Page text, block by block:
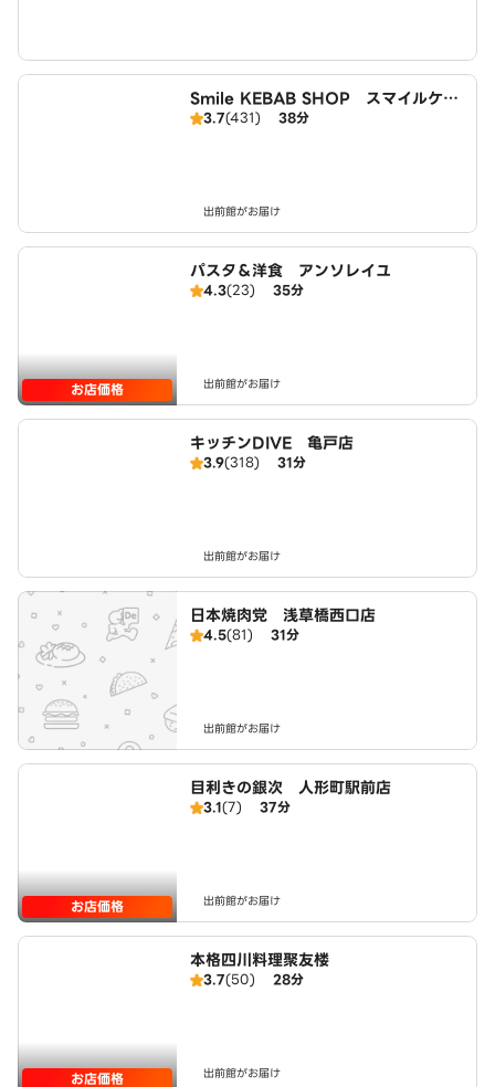
Smile KEBAB SHOP スマイルケバ
ブショップ
3.7(431) 38分
出前館がお届け
お店価格
パスタ＆洋食 アンソレイユ
4.3(23) 35分
出前館がお届け
キッチンDIVE 亀戸店
3.9(318) 31分
出前館がお届け
日本焼肉党 浅草橋西口店
4.5(81) 31分
出前館がお届け
お店価格
目利きの銀次 人形町駅前店
3.1(7) 37分
出前館がお届け
お店価格
本格四川料理聚友楼
3.7(50) 28分
出前館がお届け